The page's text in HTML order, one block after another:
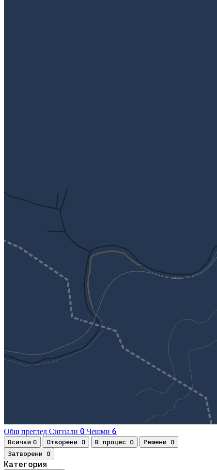
Общ преглед Сигнали 0 Чешми 6
Всички 0 Отворени 0 В процес 0 Решени 0
Затворени 0
Категория